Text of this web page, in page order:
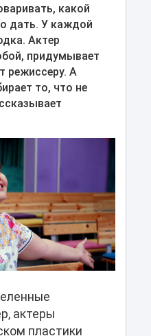
какой
дать. У каждой
Актер
придумывает
режиссеру. А
то, что не
актеры
пластики